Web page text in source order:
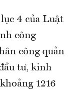
4 của Luật
công
công quản
tư, kinh
1216